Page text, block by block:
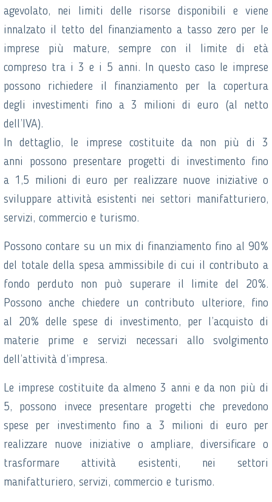
agevolato, nei limiti delle risorse disponibili e viene
innalzato il tetto del finanziamento a tasso zero per le
imprese più mature, sempre con il limite di età
compreso tra i 3 e i 5 anni. In questo caso le imprese
possono richiedere il finanziamento per la copertura
degli investimenti fino a 3 milioni di euro (al netto
dell’IVA).
In dettaglio, le imprese costituite da non più di 3
anni possono presentare progetti di investimento fino
a 1,5 milioni di euro per realizzare nuove iniziative o
sviluppare attività esistenti nei settori manifatturiero,
servizi, commercio e turismo.
Possono contare su un mix di finanziamento fino al 90%
del totale della spesa ammissibile di cui il contributo a
fondo perduto non può superare il limite del 20%.
Possono anche chiedere un contributo ulteriore, fino
al 20% delle spese di investimento, per l’acquisto di
materie prime e servizi necessari allo svolgimento
dell’attività d’impresa.
Le imprese costituite da almeno 3 anni e da non più di
5, possono invece presentare progetti che prevedono
spese per investimento fino a 3 milioni di euro per
realizzare nuove iniziative o ampliare, diversificare o
trasformare attività esistenti, nei settori
manifatturiero, servizi, commercio e turismo.